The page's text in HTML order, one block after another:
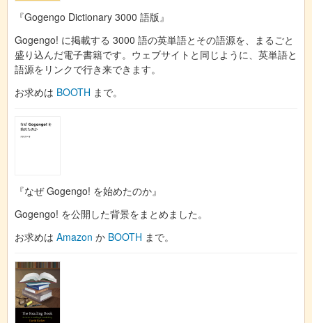
『Gogengo Dictionary 3000 語版』
Gogengo! に掲載する 3000 語の英単語とその語源を、まるごと
盛り込んだ電子書籍です。ウェブサイトと同じように、英単語と
語源をリンクで行き来できます。
お求めは BOOTH まで。
『なぜ Gogengo! を始めたのか』
Gogengo! を公開した背景をまとめました。
お求めは Amazon か BOOTH まで。